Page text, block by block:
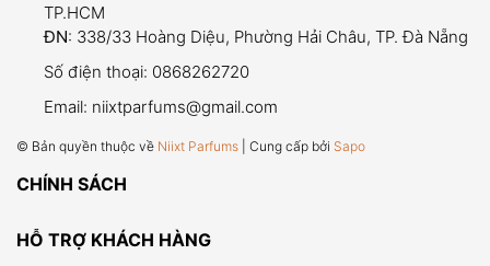
Quá thời hạn 07 ngày kể từ khi nhận hàng.
(Vui lòng thử kỹ qua các mẫu dung tích nhỏ trước
khi quyết định mua Full size).
Bước 1:
thông báo tình trạng.
TP.HCM
ĐN: 338/33 Hoàng Diệu, Phường Hải Châu, TP. Đà Nẵng
Số điện thoại: 0868262720
Email: niixtparfums@gmail.com
© Bản quyền thuộc về Niixt Parfums | Cung cấp bởi Sapo
CHÍNH SÁCH
HỖ TRỢ KHÁCH HÀNG